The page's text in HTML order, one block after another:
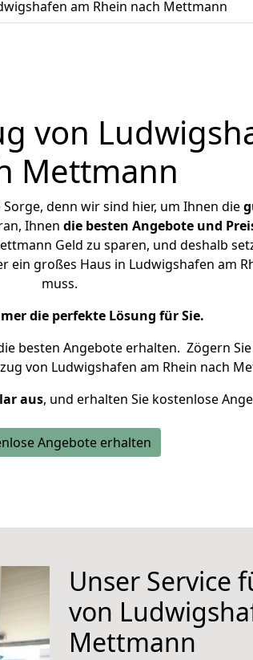
am Rhein nach Mettmann
von
Mettmann
denn wir sind hier, um Ihnen die
Ihnen die besten Angebote und
Geld zu sparen, und deshalb
ein großes Haus in Ludwigshafen am
muss.
die perfekte Lösung für Sie.
besten Angebote erhalten. Zögern
von Ludwigshafen am Rhein nach
aus, und erhalten Sie kostenlose
Angebote erhalten
Unser Service
von
Mettmann